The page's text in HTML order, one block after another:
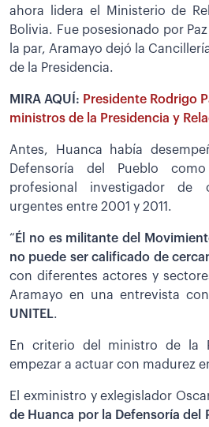
ahora lidera el Ministerio de
Bolivia. Fue posesionado por
la par, Aramayo dejó la
de la Presidencia.
MIRA AQUÍ: Presidente Rodrigo
ministros de la Presidencia y
Antes, Huanca había
Defensoría del Pueblo
profesional investigador de
urgentes entre 2001 y 2011.
“ Él no es militante del
no puede ser calificado de
con diferentes actores y
Aramayo en una entrevista con
UNITEL.
En criterio del ministro de la
empezar a actuar con madurez
El exministro y exlegislador
de Huanca por la Defensoría del